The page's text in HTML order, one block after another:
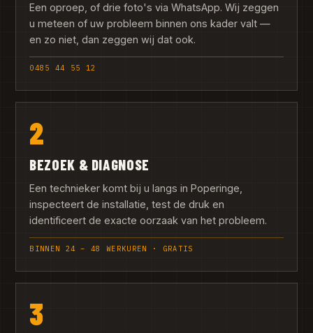
Een oproep, of drie foto's via WhatsApp. Wij zeggen
u meteen of uw probleem binnen ons kader valt —
en zo niet, dan zeggen wij dat ook.
0485 44 55 12
2
BEZOEK & DIAGNOSE
Een technieker komt bij u langs in Poperinge,
inspecteert de installatie, test de druk en
identificeert de exacte oorzaak van het probleem.
BINNEN 24 – 48 WERKUREN · GRATIS
3